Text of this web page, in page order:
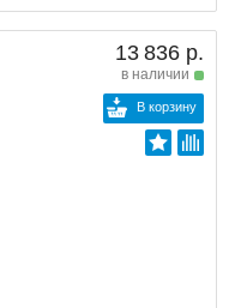
13 836 р.
в наличии
В корзину